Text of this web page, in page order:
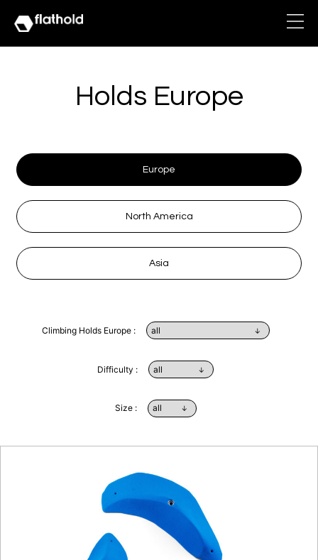
Holds Europe
Europe
North America
Asia
Climbing Holds Europe :
Difficulty :
Size :